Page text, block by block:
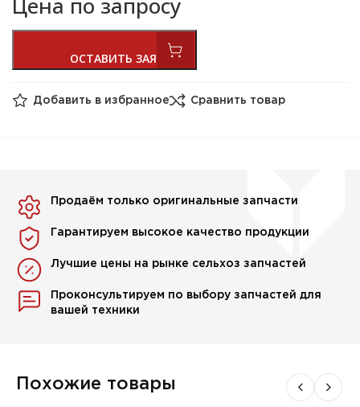
Добавить в избранное Сравнить товар
Продаём только оригинальные запчасти
Гарантируем высокое качество продукции
Лучшие цены на рынке сельхоз запчастей
Проконсультируем по выбору запчастей для
вашей техники
Похожие товары